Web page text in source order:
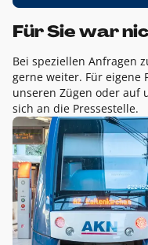
Für Sie war
Bei speziellen Anfragen
gerne weiter. Für eigene
unseren Zügen oder auf
sich an die Pressestelle.